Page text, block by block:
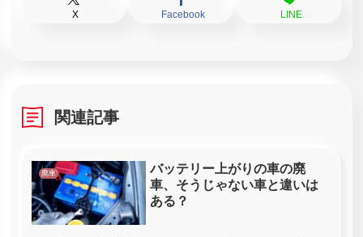
X Facebook LINE
関連記事
廃車
バッテリー上がりの車の廃
車、そうじゃない車と違いは
ある？